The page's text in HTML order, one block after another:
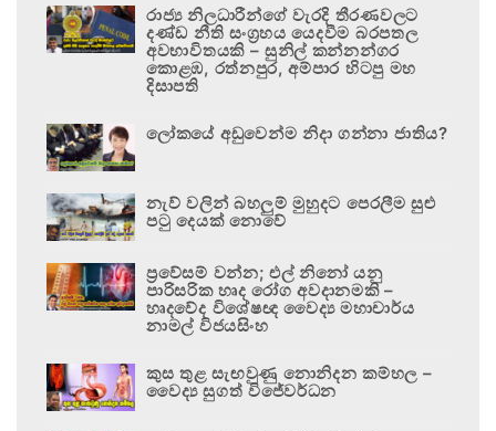
රාජ්‍ය නිලධාරීන්ගේ වැරදි තීරණවලට
දණ්ඩ නීති සංග්‍රහය යෙදවීම බරපතල
අවභාවිතයකි – සුනිල් කන්නන්ගර
කොළඹ, රත්නපුර, අම්පාර හිටපු මහ
දිසාපති
ලෝකයේ අඩුවෙන්ම නිදා ගන්නා ජාතිය?
නැව් වලින් බහලුම් මුහුදට පෙරලීම සුළු
පටු දෙයක් නොවේ
ප්‍රවේසම් වන්න; එල් නිනෝ යනු
පාරිසරික හෘද රෝග අවදානමකි –
හෘදවේද විශේෂඥ වෛද්‍ය මහාචාර්ය
නාමල් විජයසිංහ
කුස තුළ සැඟවුණු නොනිදන කම්හල –
වෛද්‍ය සුගත් විජේවර්ධන